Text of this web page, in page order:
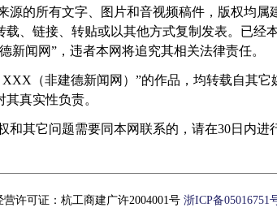
源的所有文字、图片和音视频稿件，版权均属
载、链接、转贴或以其他方式复制发表。已经
新闻网”，违者本网将追究其相关法律责任。
（非建德新闻网）”的作品，均转载自其
真实性负责。
其它问题需要同本网联系的，请在30日内进行
许可证：杭工商建广许2004001号 浙ICP备05016751